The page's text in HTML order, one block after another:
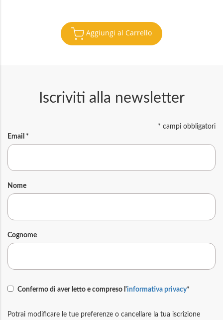
Aggiungi al Carrello
Iscriviti alla newsletter
* campi obbligatori
Email *
Nome
Cognome
Confermo di aver letto e compreso l'informativa privacy*
Potrai modificare le tue preferenze o cancellare la tua iscrizione